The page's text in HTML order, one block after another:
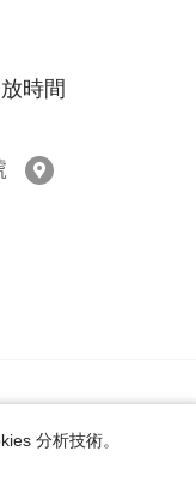
時間
苗栗縣苗北藝文中
分析技術。